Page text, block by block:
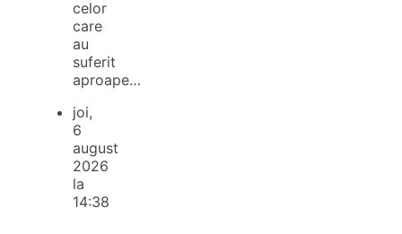
celor
care
au
suferit
aproape…
joi,
6
august
2026
la
14:38